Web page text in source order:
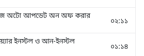
অটো আপডেট অন অফ করার
০২:১১
ইনস্টল ও আন-ইনস্টল
০১:১৪